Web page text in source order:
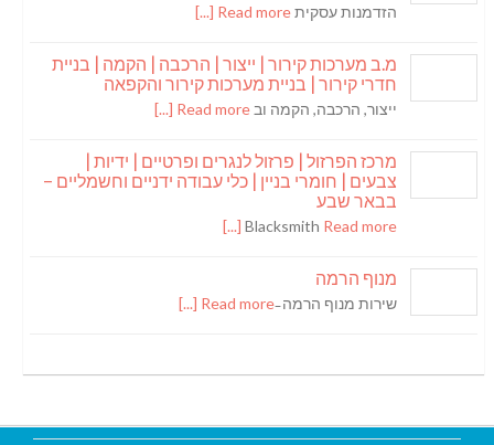
הזדמנות עסקיתRead more [...]
מ.ב מערכות קירור | ייצור | הרכבה | הקמה | בניית
חדרי קירור | בניית מערכות קירור והקפאה
ייצור, הרכבה, הקמה וב Read more [...]
מרכז הפרזול | פרזול לנגרים ופרטיים | ידיות |
צבעים | חומרי בניין | כלי עבודה ידניים וחשמליים –
בבאר שבע
Blacksmith Read more [...]
מנוף הרמה
שירות מנוף הרמה ̵Read more [...]